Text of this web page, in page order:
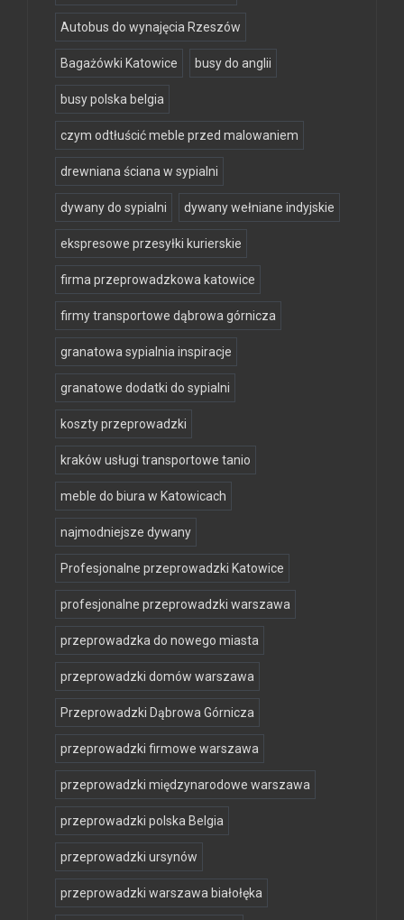
Autobus do wynajęcia Rzeszów
Bagażówki Katowice busy do anglii
busy polska belgia
czym odtłuścić meble przed malowaniem
drewniana ściana w sypialni
dywany do sypialni dywany wełniane indyjskie
ekspresowe przesyłki kurierskie
firma przeprowadzkowa katowice
firmy transportowe dąbrowa górnicza
granatowa sypialnia inspiracje
granatowe dodatki do sypialni
koszty przeprowadzki
kraków usługi transportowe tanio
meble do biura w Katowicach
najmodniejsze dywany
Profesjonalne przeprowadzki Katowice
profesjonalne przeprowadzki warszawa
przeprowadzka do nowego miasta
przeprowadzki domów warszawa
Przeprowadzki Dąbrowa Górnicza
przeprowadzki firmowe warszawa
przeprowadzki międzynarodowe warszawa
przeprowadzki polska Belgia
przeprowadzki ursynów
przeprowadzki warszawa białołęka